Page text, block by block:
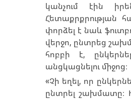
կանչում էին
Հետաքրքրության
փորձել է նաև
վերջո, ընտրեց
հոբբի է,
անցկացնելու միջոց։
«Չի եղել, որ
ընտրել շախմատը։